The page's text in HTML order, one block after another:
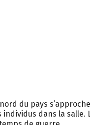
du pays
individus dans la